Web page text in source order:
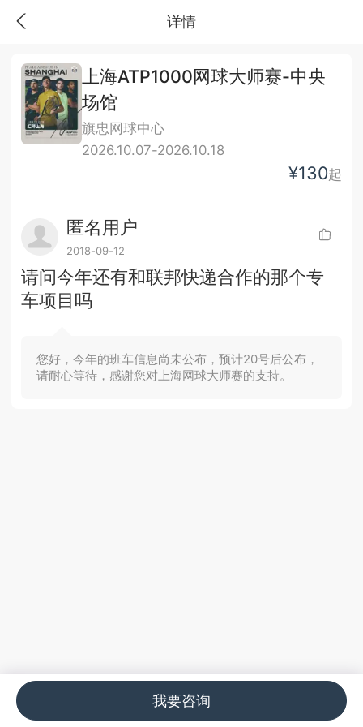
详情
上海ATP1000网球大师赛-中央
场馆
旗忠网球中心
2026.10.07-2026.10.18
¥130起
匿名用户
2018-09-12
请问今年还有和联邦快递合作的那个专
车项目吗
您好，今年的班车信息尚未公布，预计20号后公布，
请耐心等待，感谢您对上海网球大师赛的支持。
我要咨询